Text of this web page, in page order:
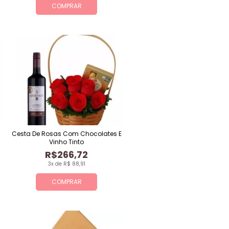
COMPRAR
COMPRAR
3x de R$ 88,91
R$266,72
Cesta De Rosas Com Chocolates E
Vinho Tinto